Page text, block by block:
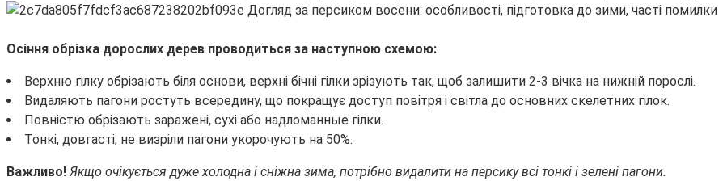
Осіння обрізка дорослих дерев проводиться за наступною схемою:
Верхню гілку обрізають біля основи, верхні бічні гілки зрізують так, щоб залишити 2-3 вічка на нижній порослі.
Видаляють пагони ростуть всередину, що покращує доступ повітря і світла до основних скелетних гілок.
Повністю обрізають заражені, сухі або надломанные гілки.
Тонкі, довгасті, не визріли пагони укорочують на 50%.
Важливо! Якщо очікується дуже холодна і сніжна зима, потрібно видалити на персику всі тонкі і зелені пагони.